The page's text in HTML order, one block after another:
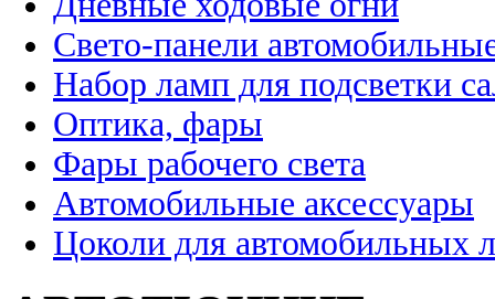
Свето-панели
Набор ламп для подсветки
Оптика, фары
Фары рабочего света
Автомобильные аксессуары
Цоколи для автомобильных